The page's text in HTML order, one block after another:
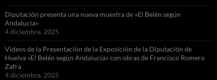
Diputación presenta una nueva muestra de «El Belén según
Andalucía»
4 diciembre, 2025
Videos de la Presentación de la Exposición de la Diputación de
Huelva «El Belén según Andalucía» con obras de Francisco Romero
Zafra
4 diciembre, 2025